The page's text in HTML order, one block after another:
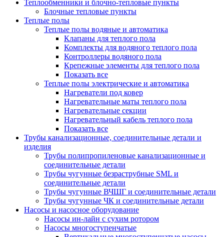
Теплообменники и блочно-тепловые пункты
Блочные тепловые пункты
Теплые полы
Теплые полы водяные и автоматика
Клапаны для теплого пола
Комплекты для водяного теплого пола
Контроллеры водяного пола
Крепежные элементы для теплого пола
Показать все
Теплые полы электрические и автоматика
Нагреватели под ковер
Нагревательные маты теплого пола
Нагревательные секции
Нагревательный кабель теплого пола
Показать все
Трубы канализационные, соединительные детали и
изделия
Трубы полипропиленовые канализационные и
соединительные детали
Трубы чугунные безраструбные SML и
соединительные детали
Трубы чугунные ВЧШГ и соединительные детали
Трубы чугунные ЧК и соединительные детали
Насосы и насосное оборудование
Насосы ин-лайн с сухим ротором
Насосы многоступенчатые